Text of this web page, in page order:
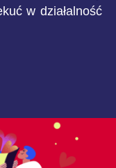
w działalność